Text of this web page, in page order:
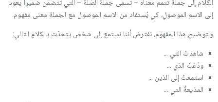
الكلام إلى جملة تتمم معناه – تسمى جملة الصِّلة – التي تتضمن ضميرا يعود
إلى الاسم الموصولِ، كي يُستفاد من الاسم الموصول مع الجملة معنى مفهوم.
ولتوضيحِ هذا المفهوم، نفترض أننا نستمع إلى شخص يتحدّث بالكلامِ التالي:
شاهدتُ التي ...
ودّعَتُ الذي ...
استمعتُ إلى الذين ...
المذيعةُ التي ...